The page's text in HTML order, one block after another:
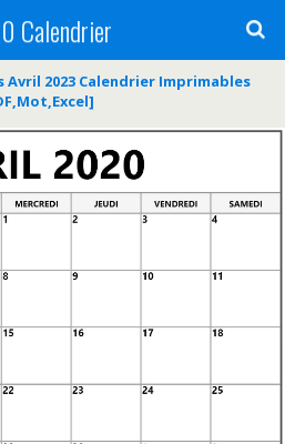
Calendrier
2023 Calendrier Imprimables